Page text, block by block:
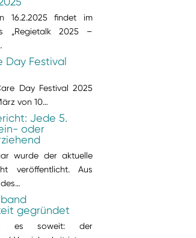
16.2.2025 findet im
„Regietalk 2025 –
Day Festival
Day Festival 2025
von 10…
Jede 5.
oder
wurde der aktuelle
veröffentlicht. Aus
gegründet
es soweit: der